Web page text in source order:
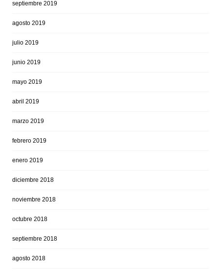
septiembre 2019
agosto 2019
julio 2019
junio 2019
mayo 2019
abril 2019
marzo 2019
febrero 2019
enero 2019
diciembre 2018
noviembre 2018
octubre 2018
septiembre 2018
agosto 2018